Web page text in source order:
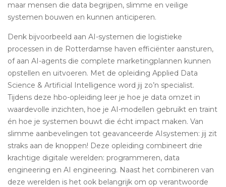
maar mensen die data begrijpen, slimme en veilige
systemen bouwen en kunnen anticiperen.
Denk bijvoorbeeld aan AI-systemen die logistieke
processen in de Rotterdamse haven efficiënter aansturen,
of aan AI-agents die complete marketingplannen kunnen
opstellen en uitvoeren. Met de opleiding Applied Data
Science & Artificial Intelligence word jij zo’n specialist.
Tijdens deze hbo-opleiding leer je hoe je data omzet in
waardevolle inzichten, hoe je AI-modellen gebruikt en traint
én hoe je systemen bouwt die écht impact maken. Van
slimme aanbevelingen tot geavanceerde AIsystemen: jij zit
straks aan de knoppen! Deze opleiding combineert drie
krachtige digitale werelden: programmeren, data
engineering en AI engineering. Naast het combineren van
deze werelden is het ook belangrijk om op verantwoorde